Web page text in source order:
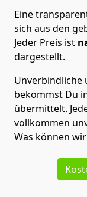
Eine
sich aus den
Jeder Preis ist
dargestellt.
Unverbindliche
bekommst Du
übermittelt.
vollkommen
Was können